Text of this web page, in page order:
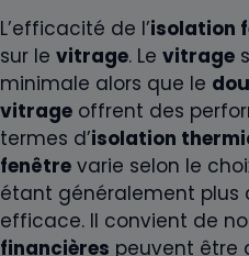
L’efficacité de l’isolation
sur le vitrage. Le vitrage
minimale alors que le
vitrage offrent des
termes d’isolation
fenêtre varie selon le
étant généralement plus
efficace. Il convient de
financières peuvent être